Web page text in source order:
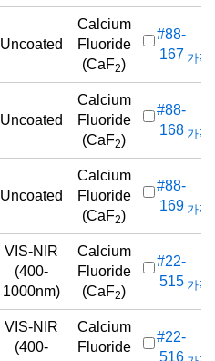
Uncoated
Calcium
Fluoride
(CaF2)
#88-
167 가격
Uncoated
Calcium
Fluoride
(CaF2)
#88-
168 가격
Uncoated
Calcium
Fluoride
(CaF2)
#88-
169 가격
VIS-NIR
(400-
1000nm)
Calcium
Fluoride
(CaF2)
#22-
515 가격
VIS-NIR
(400-
Calcium
Fluoride
#22-
516